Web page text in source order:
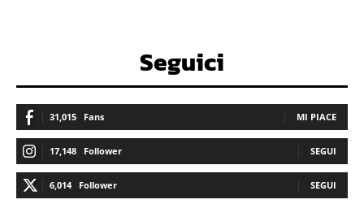
Seguici
31,015 Fans MI PIACE
17,148 Follower SEGUI
6,014 Follower SEGUI